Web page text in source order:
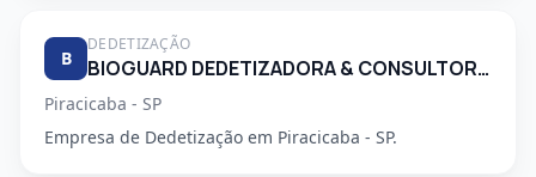
B
DEDETIZAÇÃO
BIOGUARD DEDETIZADORA & CONSULTORIA LTDA
Piracicaba - SP
Empresa de Dedetização em Piracicaba - SP.